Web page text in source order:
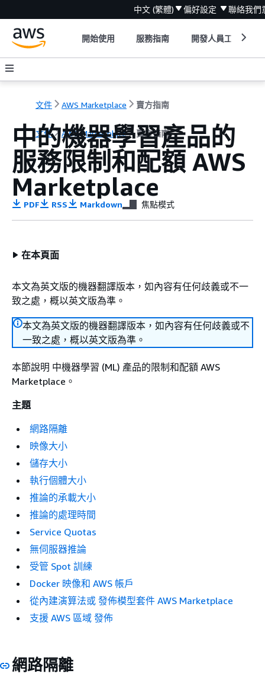
中文 (繁體) 偏好設定 聯絡我們
開始使用 服務指南 開發人員工具
文件 AWS Marketplace 賣方指南
文件 AWS Marketplace 賣方指南
中的機器學習產品的
服務限制和配額 AWS
Marketplace
PDF RSS Markdown 焦點模式
在本頁面
本文為英文版的機器翻譯版本，如內容有任何歧義或不一
致之處，概以英文版為準。
本文為英文版的機器翻譯版本，如內容有任何歧義或不
一致之處，概以英文版為準。
本節說明 中機器學習 (ML) 產品的限制和配額 AWS
Marketplace。
主題
網路隔離
映像大小
儲存大小
執行個體大小
推論的承載大小
推論的處理時間
Service Quotas
無伺服器推論
受管 Spot 訓練
Docker 映像和 AWS 帳戶
從內建演算法或 發佈模型套件 AWS Marketplace
支援 AWS 區域 發佈
網路隔離